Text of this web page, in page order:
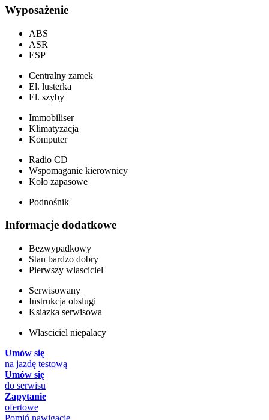
Wyposażenie
ABS
ASR
ESP
Centralny zamek
El. lusterka
El. szyby
Immobiliser
Klimatyzacja
Komputer
Radio CD
Wspomaganie kierownicy
Koło zapasowe
Podnośnik
Informacje dodatkowe
Bezwypadkowy
Stan bardzo dobry
Pierwszy wlasciciel
Serwisowany
Instrukcja obslugi
Ksiazka serwisowa
Wlasciciel niepalacy
Umów się
na jazdę testową
Umów się
do serwisu
Zapytanie
ofertowe
Pomiń nawigacje